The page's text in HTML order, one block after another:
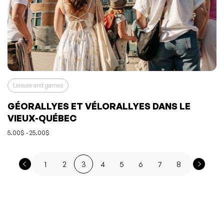
Leisure and games
GÉORALLYES ET VÉLORALLYES DANS LE
VIEUX-QUÉBEC
5.00$ - 25.00$
1 2 3 4 5 6 7 8